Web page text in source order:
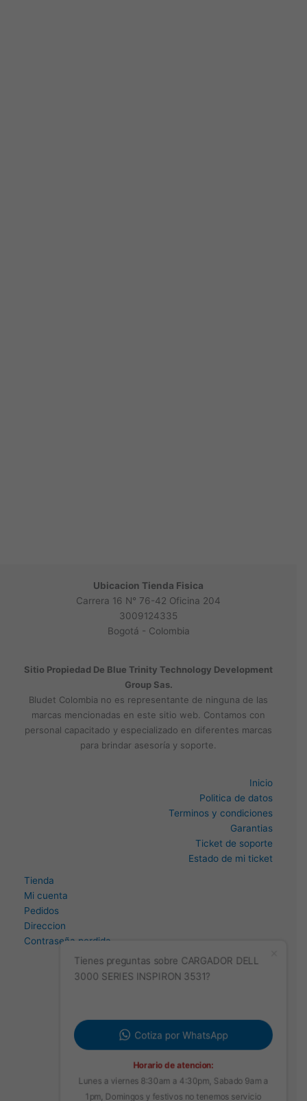
Ubicacion Tienda Fisica
Carrera 16 N° 76-42 Oficina 204
3009124335
Bogotá - Colombia
Sitio Propiedad De Blue Trinity Technology Development
Group Sas.
Bludet Colombia no es representante de ninguna de las
marcas mencionadas en este sitio web. Contamos con
personal capacitado y especializado en diferentes marcas
para brindar asesoría y soporte.
Inicio
Politica de datos
Terminos y condiciones
Garantias
Ticket de soporte
Estado de mi ticket
Tienda
Mi cuenta
Pedidos
Direccion
Contraseña perdida
Tienes preguntas sobre CARGADOR DELL
Cotiza por WhatsApp
Horario de atencion:
Lunes a viernes 8:30am a 4:30pm, Sabado 9am a